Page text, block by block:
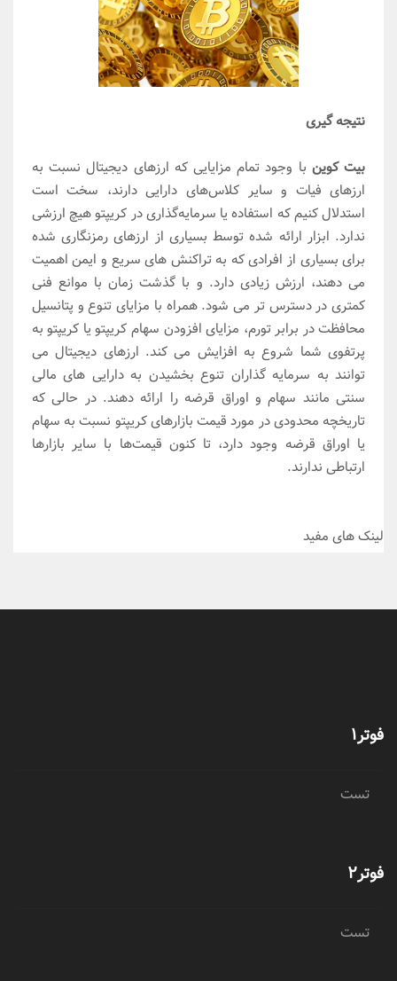
نتیجه گیری
بیت کوین با وجود تمام مزایایی که ارزهای دیجیتال نسبت به
ارزهای فیات و سایر کلاس‌های دارایی دارند، سخت است
استدلال کنیم که استفاده یا سرمایه‌گذاری در کریپتو هیچ ارزشی
ندارد. ابزار ارائه شده توسط بسیاری از ارزهای رمزنگاری شده
برای بسیاری از افرادی که به تراکنش های سریع و ایمن اهمیت
می دهند، ارزش زیادی دارد. و با گذشت زمان با موانع فنی
کمتری در دسترس تر می شود. همراه با مزایای تنوع و پتانسیل
محافظت در برابر تورم، مزایای افزودن سهام کریپتو یا کریپتو به
پرتفوی شما شروع به افزایش می کند. ارزهای دیجیتال می
توانند به سرمایه گذاران تنوع بخشیدن به دارایی های مالی
سنتی مانند سهام و اوراق قرضه را ارائه دهند. در حالی که
تاریخچه محدودی در مورد قیمت بازارهای کریپتو نسبت به سهام
یا اوراق قرضه وجود دارد، تا کنون قیمت‌ها با سایر بازارها
ارتباطی ندارند.
لینک های مفید
فوتر1
تست
فوتر2
تست